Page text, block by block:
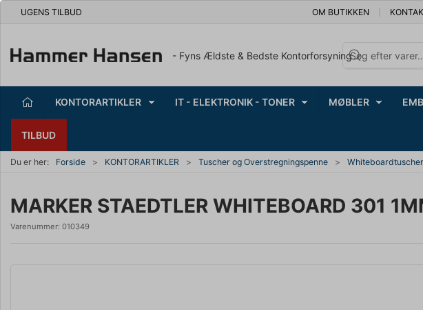
UGENS TILBUD OM BUTIKKEN
- Fyns Ældste & Bedste Kontorforsyning
KONTORARTIKLER IT - ELEKTRONIK - TONER MØBLER
TILBUD
Du er her: Forside KONTORARTIKLER Tuscher og Overstregningspenne Whiteboardtuscher
MARKER STAEDTLER WHITEBOARD 301
Varenummer: 010349